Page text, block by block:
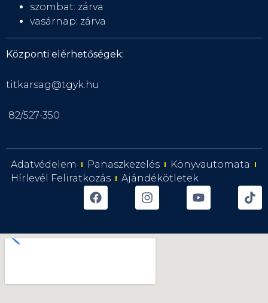
szombat: zárva
vasárnap: zárva
Központi elérhetőségek:
titkarsag@tgyk.hu
82/527-350
Adatvédelem Panaszkezelés
Könyvautomata
Hírlevél Feliratkozás
Ajándékötletek